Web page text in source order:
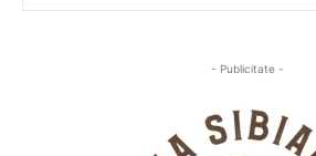
- Publicitate -